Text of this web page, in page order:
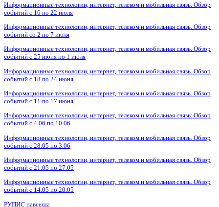
Информационные технологии, интернет, телеком и мобильная связь. Обзор
событий с 16 по 22 июля
Информационные технологии, интернет, телеком и мобильная связь. Обзор
событий со 2 по 7 июля
Информационные технологии, интернет, телеком и мобильная связь. Обзор
событий с 25 июня по 1 июля
Информационные технологии, интернет, телеком и мобильная связь. Обзор
событий с 18 по 24 июня
Информационные технологии, интернет, телеком и мобильная связь. Обзор
событий с 11 по 17 июня
Информационные технологии, интернет, телеком и мобильная связь. Обзор
событий с 4.06 по 10.06
Информационные технологии, интернет, телеком и мобильная связь. Обзор
событий с 28.05 по 3.06
Информационные технологии, интернет, телеком и мобильная связь. Обзор
событий с 21.05 по 27.05
Информационные технологии, интернет, телеком и мобильная связь. Обзор
событий с 14.05 по 20.05
РУПИС навсегда